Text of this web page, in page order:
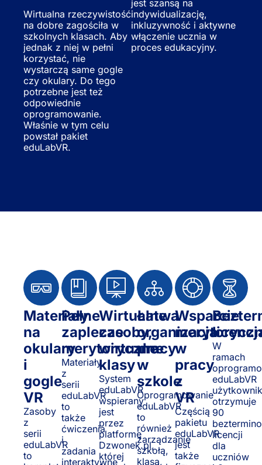
Wirtualna rzeczywistość
na dobre zagościła w
szkolnych klasach. Aby
jednak z niej w pełni
korzystać, nie
wystarczą same gogle
czy okulary. Do tego
potrzebne jest też
odpowiednie
oprogramowanie.
Właśnie w tym celu
powstał pakiet
eduLabVR.
jest szansą na
indywidualizację,
inkluzywność i aktywne
włączenie ucznia w
proces edukacyjny.
Materiały
na
okulary
i
gogle
VR
Zasoby
z
serii
eduLabVR
to
Pełne
zaplecze
merytoryczne
Materiały
z
serii
eduLabVR
to
także
ćwiczenia
i
zadania
interaktywne
Wirtualne
zasoby,
wirtualne
klasy
System
eduLabVR
wspierany
jest
przez
platformę
Dzwonek.pl,
której
Łatwa
organizacja
pracy
w
szkole
Oprogramowanie
eduLabVR
to
również
zarządzanie
szkołą,
klasą,
Wsparcie
w
pracy
z
VR
Częścią
pakietu
eduLabVR
jest
także
W
ramach
eduLabVR
otrzymuje
90
licencji
dla
uczniów